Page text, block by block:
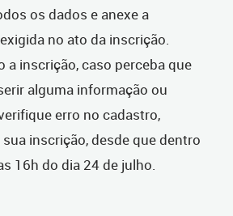
os dados e anexe a
no ato da inscrição.
a inscrição, caso perceba que
alguma informação ou
erro no cadastro,
inscrição, desde que dentro
16h do dia 24 de julho.